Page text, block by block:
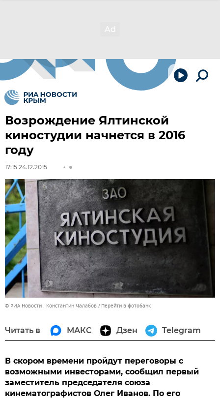
Возрождение Ялтинской
киностудии начнется в 2016
году
17:15 24.12.2015
© РИА Новости . Константин Чалабов Перейти в фотобанк
Читать в МАКС Дзен Telegram
В скором времени пройдут переговоры с
возможными инвесторами, сообщил первый
заместитель председателя союза
кинематографистов Олег Иванов. По его